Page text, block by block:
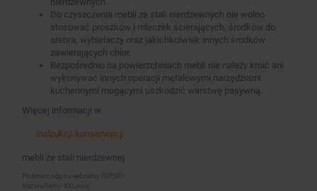
Do czyszczenia mebli ze stali nierdzewnych nie wolno
stosować proszków i mleczek ścierających, środków do
srebra, wybielaczy oraz jakichkolwiek innych środków
zawierających chlor.
Bezpośrednio na powierzchniach mebli nie należy kroić ani
wykonywać innych operacji metalowymi narzędziami
kuchennymi mogącymi uszkodzić warstwę pasywną.
Więcej informacji w
instrukcji konserwacji
mebli ze stali nierdzewnej
Podmiot odpowiedzialny (GPSR):
Nazwa firmy: XXLinox